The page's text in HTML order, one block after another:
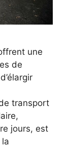
une
de
transport
jours, est